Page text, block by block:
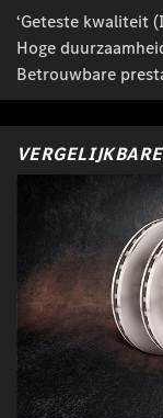
‘Geteste kwaliteit
Hoge
Betrouwbare